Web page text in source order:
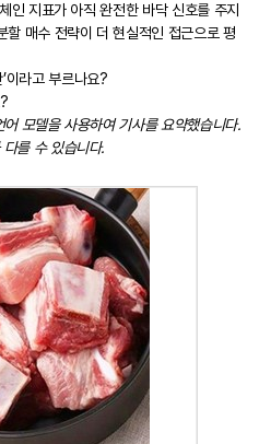
인 지표가 아직 완전한 바닥 신호를 주지
할 매수 전략이 더 현실적인 접근으로 평
이라고 부르나요?
모델을 사용하여 기사를 요약했습니다.
를 수 있습니다.